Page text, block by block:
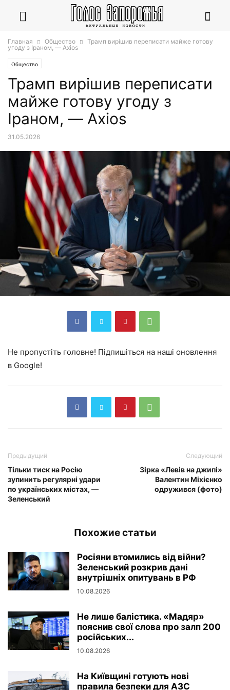
Главная Общество
Трамп вирішив переписати майже готову
угоду з Іраном, — Axios
Общество
Трамп вирішив переписати
майже готову угоду з
Іраном, — Axios
31.05.2026
Не пропустіть головне! Підпишіться на наші оновлення
в Google!
Предыдущий
Тільки тиск на Росію
зупинить регулярні удари
по українських містах, —
Зеленський
Следующий
Зірка «Левів на джипі»
Валентин Міхієнко
одружився (фото)
Похожие статьи
Росіяни втомились від війни?
Зеленський розкрив дані
внутрішніх опитувань в РФ
10.08.2026
Не лише балістика. «Мадяр»
пояснив свої слова про залп 200
російських...
10.08.2026
На Київщині готують нові
правила безпеки для АЗС